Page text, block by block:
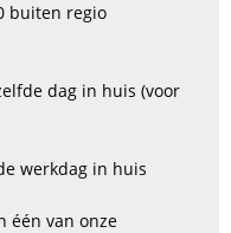
buiten regio
dag in huis (voor
werkdag in huis
één van onze